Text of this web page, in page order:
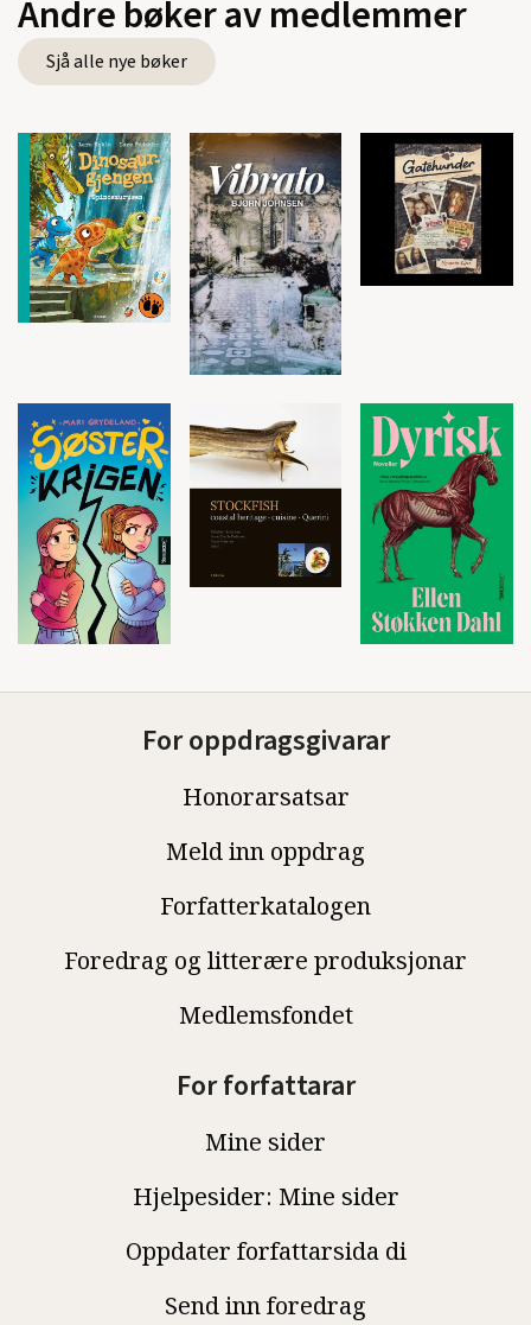
Andre bøker av medlemmer
Sjå alle nye bøker
For oppdragsgivarar
Honorarsatsar
Meld inn oppdrag
Forfatterkatalogen
Foredrag og litterære produksjonar
Medlemsfondet
For forfattarar
Mine sider
Hjelpesider: Mine sider
Oppdater forfattarsida di
Send inn foredrag